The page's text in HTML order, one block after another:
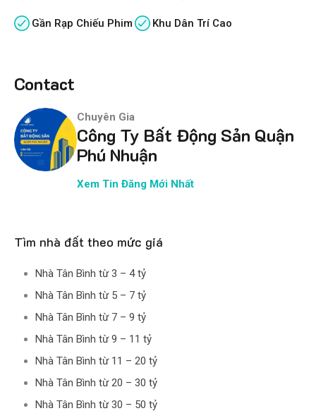
Gần Rạp Chiếu Phim Khu Dân Trí Cao
Contact
Chuyên Gia
Công Ty Bất Động Sản Quận
Phú Nhuận
Xem Tin Đăng Mới Nhất
Tìm nhà đất theo mức giá
Nhà Tân Bình từ 3 – 4 tỷ
Nhà Tân Bình từ 5 – 7 tỷ
Nhà Tân Bình từ 7 – 9 tỷ
Nhà Tân Bình từ 9 – 11 tỷ
Nhà Tân Bình từ 11 – 20 tỷ
Nhà Tân Bình từ 20 – 30 tỷ
Nhà Tân Bình từ 30 – 50 tỷ